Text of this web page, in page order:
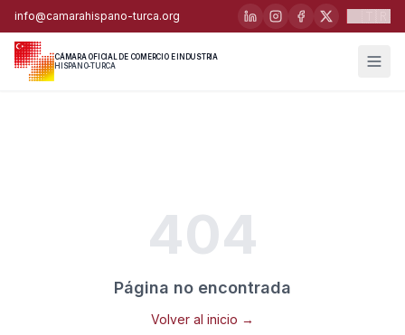
info@camarahispano-turca.org
CÁMARA OFICIAL DE COMERCIO E INDUSTRIA
HISPANO-TURCA
404
Página no encontrada
Volver al inicio →